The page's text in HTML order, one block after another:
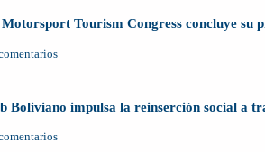
Tourism Congress concluye su
Boliviano impulsa la reinserción social a